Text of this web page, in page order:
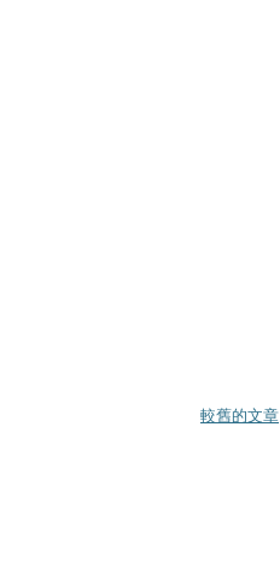
較舊的文章